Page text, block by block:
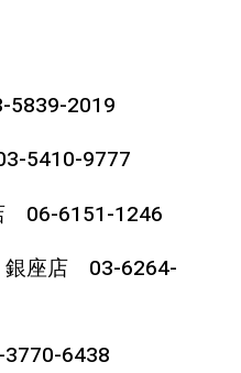
5839-2019
5410-9777
06-6151-1246
銀座店 03-6264-
6438